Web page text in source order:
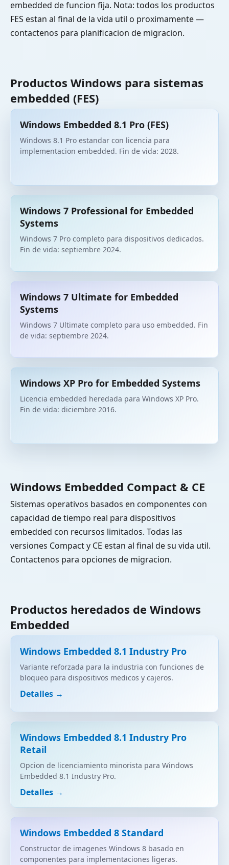
embedded de funcion fija. Nota: todos los productos
FES estan al final de la vida util o proximamente —
contactenos para planificacion de migracion.
Productos Windows para sistemas
embedded (FES)
Windows Embedded 8.1 Pro (FES)
Windows 8.1 Pro estandar con licencia para
implementacion embedded. Fin de vida: 2028.
Windows 7 Professional for Embedded
Systems
Windows 7 Pro completo para dispositivos dedicados.
Fin de vida: septiembre 2024.
Windows 7 Ultimate for Embedded
Systems
Windows 7 Ultimate completo para uso embedded. Fin
de vida: septiembre 2024.
Windows XP Pro for Embedded Systems
Licencia embedded heredada para Windows XP Pro.
Fin de vida: diciembre 2016.
Windows Embedded Compact & CE
Sistemas operativos basados en componentes con
capacidad de tiempo real para dispositivos
embedded con recursos limitados. Todas las
versiones Compact y CE estan al final de su vida util.
Contactenos para opciones de migracion.
Productos heredados de Windows
Embedded
Windows Embedded 8.1 Industry Pro
Variante reforzada para la industria con funciones de
bloqueo para dispositivos medicos y cajeros.
Detalles →
Windows Embedded 8.1 Industry Pro
Retail
Opcion de licenciamiento minorista para Windows
Embedded 8.1 Industry Pro.
Detalles →
Windows Embedded 8 Standard
Constructor de imagenes Windows 8 basado en
componentes para implementaciones ligeras.